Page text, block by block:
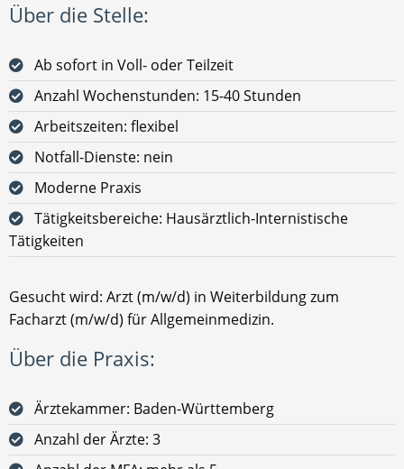
Über die Stelle:
Ab sofort in Voll- oder Teilzeit
Anzahl Wochenstunden: 15-40 Stunden
Arbeitszeiten: flexibel
Notfall-Dienste: nein
Moderne Praxis
Tätigkeitsbereiche: Hausärztlich-Internistische
Tätigkeiten
Gesucht wird: Arzt (m/w/d) in Weiterbildung zum
Facharzt (m/w/d) für Allgemeinmedizin.
Über die Praxis:
Ärztekammer: Baden-Württemberg
Anzahl der Ärzte: 3